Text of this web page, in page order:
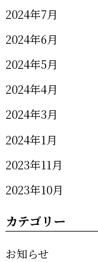
2024年7月
2024年6月
2024年5月
2024年4月
2024年3月
2024年1月
2023年11月
2023年10月
カテゴリー
お知らせ